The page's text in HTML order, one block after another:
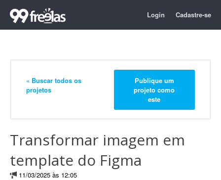
Login Cadastre-se
« Buscar todos os
projetos
Publique um
projeto como
este
Transformar imagem em
template do Figma
11/03/2025 às 12:05